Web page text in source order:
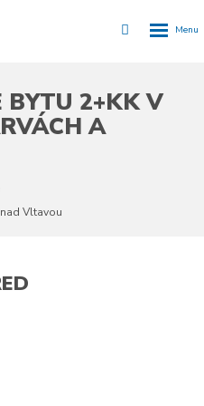
Vyhledávání
BYTU 2+KK V
A
Vltavou